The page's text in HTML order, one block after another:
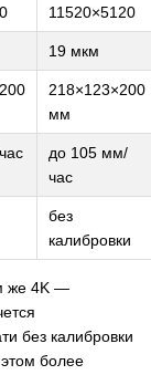
11520×5120
19 мкм
218×123×200
мм
до 105 мм/
час
без
калибровки
же 4K —
без калибровки
более